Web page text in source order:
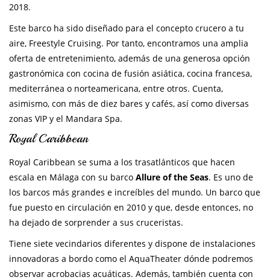
2018.
Este barco ha sido diseñado para el concepto crucero a tu
aire, Freestyle Cruising. Por tanto, encontramos una amplia
oferta de entretenimiento, además de una generosa opción
gastronómica con cocina de fusión asiática, cocina francesa,
mediterránea o norteamericana, entre otros. Cuenta,
asimismo, con más de diez bares y cafés, así como diversas
zonas VIP y el Mandara Spa.
Royal Caribbean
Royal Caribbean se suma a los trasatlánticos que hacen
escala en Málaga con su barco Allure of the Seas. Es uno de
los barcos más grandes e increíbles del mundo. Un barco que
fue puesto en circulación en 2010 y que, desde entonces, no
ha dejado de sorprender a sus cruceristas.
Tiene siete vecindarios diferentes y dispone de instalaciones
innovadoras a bordo como el AquaTheater dónde podremos
observar acrobacias acuáticas. Además, también cuenta con